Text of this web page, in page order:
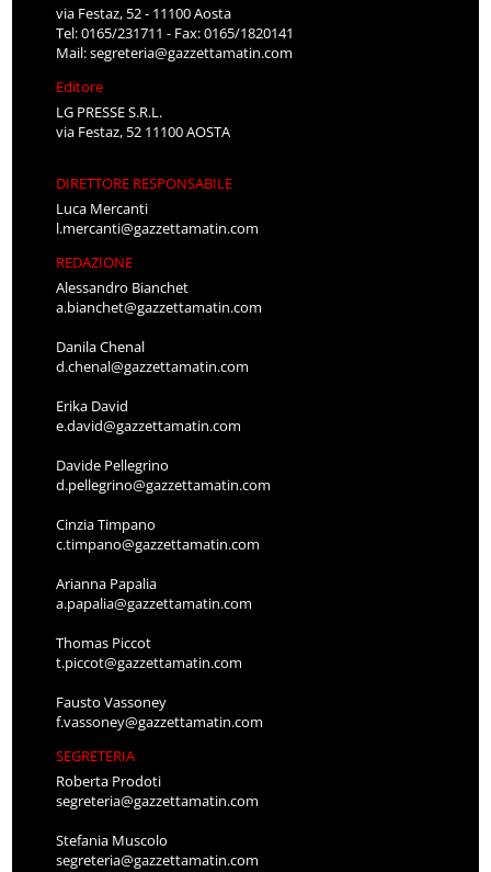
via Festaz, 52 - 11100 Aosta
Tel: 0165/231711 - Fax: 0165/1820141
Mail:segreteria@gazzettamatin.com
Editore
LG PRESSE S.R.L.
via Festaz, 52 11100 AOSTA
DIRETTORE RESPONSABILE
Luca Mercanti
l.mercanti@gazzettamatin.com
REDAZIONE
Alessandro Bianchet
a.bianchet@gazzettamatin.com
Danila Chenal
d.chenal@gazzettamatin.com
Erika David
e.david@gazzettamatin.com
Davide Pellegrino
d.pellegrino@gazzettamatin.com
Cinzia Timpano
c.timpano@gazzettamatin.com
Arianna Papalia
a.papalia@gazzettamatin.com
Thomas Piccot
t.piccot@gazzettamatin.com
Fausto Vassoney
f.vassoney@gazzettamatin.com
SEGRETERIA
Roberta Prodoti
segreteria@gazzettamatin.com
Stefania Muscolo
segreteria@gazzettamatin.com